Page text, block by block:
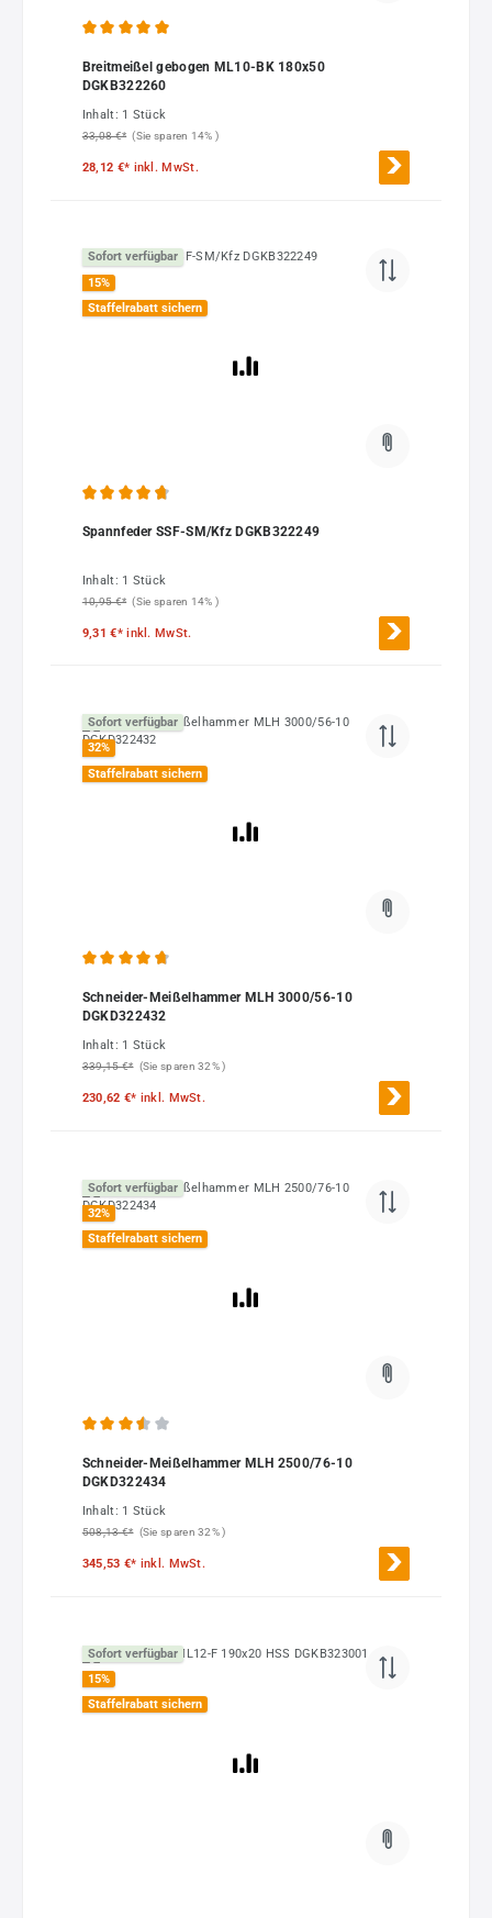
Breitmeißel gebogen ML10-BK 180x50
DGKB322260
Inhalt: 1 Stück
33,08 €* (Sie sparen 14% )
28,12 €* inkl. MwSt.
Sofort verfügbar
15%
Staffelrabatt sichern
Spannfeder SSF-SM/Kfz DGKB322249
Inhalt: 1 Stück
10,95 €* (Sie sparen 14% )
9,31 €*inkl. MwSt.
Sofort verfügbar
32%
Staffelrabatt sichern
Schneider-Meißelhammer MLH 3000/56-10
DGKD322432
Inhalt: 1 Stück
339,15 €* (Sie sparen 32% )
230,62 €* inkl. MwSt.
Sofort verfügbar
32%
Staffelrabatt sichern
Schneider-Meißelhammer MLH 2500/76-10
DGKD322434
Inhalt: 1 Stück
508,13 €* (Sie sparen 32% )
345,53 €* inkl. MwSt.
Sofort verfügbar
15%
Staffelrabatt sichern